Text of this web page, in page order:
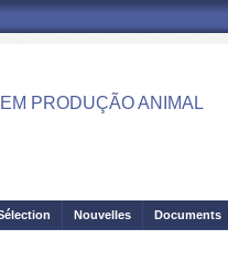
PRODUÇÃO ANIMAL
Nouvelles Documents